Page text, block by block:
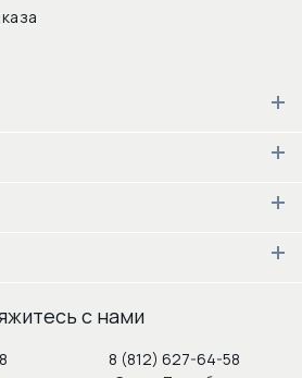
с нами
8 (812) 627-64-58